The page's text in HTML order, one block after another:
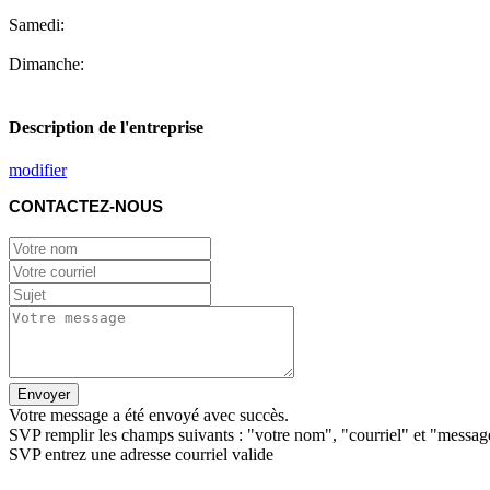
Samedi:
Dimanche:
Description de l'entreprise
modifier
CONTACTEZ-NOUS
Envoyer
Votre message a été envoyé avec succès.
SVP remplir les champs suivants : "votre nom", "courriel" et
SVP entrez une adresse courriel valide